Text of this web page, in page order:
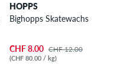
HOPPS
Bighopps Skatewachs
CHF 8.00 CHF 12.00
(CHF 80.00 / kg)